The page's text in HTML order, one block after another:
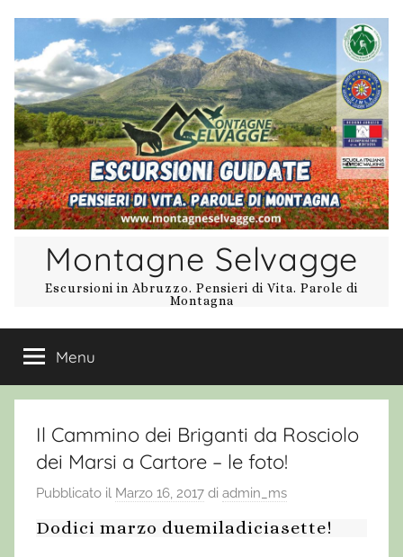
contenuto
Montagne Selvagge
Escursioni in Abruzzo. Pensieri di Vita. Parole di
Montagna
Menu
Il Cammino dei Briganti da Rosciolo
dei Marsi a Cartore – le foto!
Pubblicato il Marzo 16, 2017 di admin_ms
Dodici marzo duemiladiciasette!